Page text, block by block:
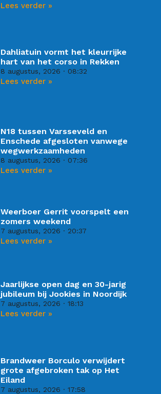
Lees verder »
Dahliatuin vormt het kleurrijke
hart van het corso in Rekken
8 augustus, 2026 08:32
Lees verder »
N18 tussen Varsseveld en
Enschede afgesloten vanwege
wegwerkzaamheden
8 augustus, 2026 07:36
Lees verder »
Weerboer Gerrit voorspelt een
zomers weekend
7 augustus, 2026 20:37
Lees verder »
Jaarlijkse open dag en 30-jarig
jubileum bij Jookies in Noordijk
7 augustus, 2026 18:13
Lees verder »
Brandweer Borculo verwijdert
grote afgebroken tak op Het
Eiland
7 augustus, 2026 17:58